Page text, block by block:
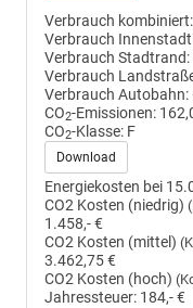
Verbrauch kombiniert:
Verbrauch
Verbrauch Stadtrand:
Verbrauch
Verbrauch Autobahn:
CO2-Emissionen:
CO2-Klasse: F
Download
Energiekosten bei
CO2 Kosten (niedrig)
1.458,- €
CO2 Kosten (mittel)
3.462,75 €
CO2 Kosten (hoch)
Jahressteuer: 184,- €